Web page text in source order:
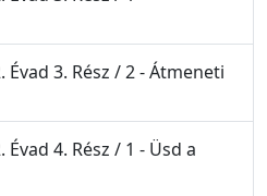
3. Rész / 2 - Átmeneti
4. Rész / 1 - Üsd a